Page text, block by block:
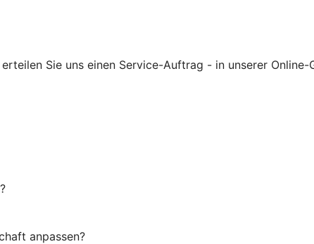
Sie uns einen Service-Auftrag - in unserer Online-
anpassen?